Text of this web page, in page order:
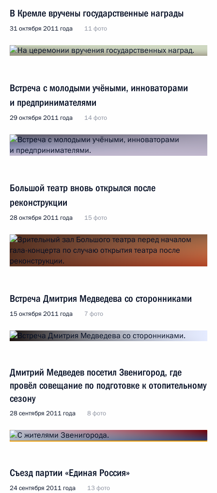
В Кремле вручены государственные награды
31 октября 2011 года 11 фото
Встреча с молодыми учёными, инноваторами
и предпринимателями
29 октября 2011 года 14 фото
Большой театр вновь открылся после
реконструкции
28 октября 2011 года 15 фото
Встреча Дмитрия Медведева со сторонниками
15 октября 2011 года 7 фото
Дмитрий Медведев посетил Звенигород, где
провёл совещание по подготовке к отопительному
сезону
28 сентября 2011 года 8 фото
Съезд партии «Единая Россия»
24 сентября 2011 года 13 фото